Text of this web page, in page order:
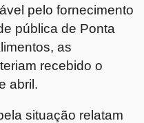
pelo fornecimento
pública de Ponta
as
recebido o
abril.
situação relatam